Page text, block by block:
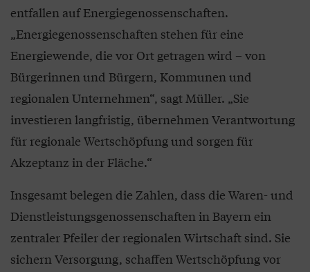
entfallen auf Energiegenossenschaften.
„Energiegenossenschaften stehen für eine
Energiewende, die vor Ort getragen wird – von
Bürgerinnen und Bürgern, Kommunen und
regionalen Unternehmen“, sagt Müller. „Sie
investieren langfristig, übernehmen Verantwortung
für regionale Wertschöpfung und sorgen für
Akzeptanz in der Fläche.“
Insgesamt belegen die Zahlen, dass die Waren- und
Dienstleistungsgenossenschaften in Bayern ein
zentraler Pfeiler der regionalen Wirtschaft sind. Sie
sichern Versorgung, schaffen Wertschöpfung vor